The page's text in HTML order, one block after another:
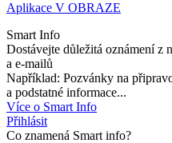
Aplikace V OBRAZE
Smart Info
Dostávejte důležitá oznámení z
a e-mailů
Například: Pozvánky na
a podstatné informace...
Více o Smart Info
Přihlásit
Co znamená Smart info?